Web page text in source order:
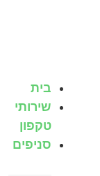
בית
שירותי
טקפון
סניפים